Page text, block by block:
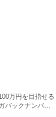
万円を目指せ
バックナンバ…